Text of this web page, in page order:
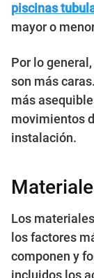
piscinas
mayor o
Por lo
son más
más
movimientos
instalación.
Los
los factores
componen y
incluidos los